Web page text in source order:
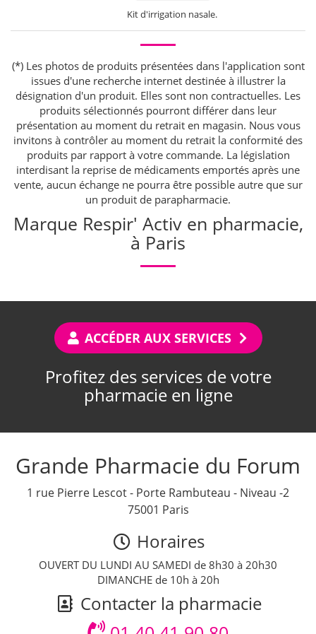
Kit d'irrigation nasale.
(*) Les photos de produits présentées dans l'application sont
issues d'une recherche internet destinée à illustrer la
désignation d'un produit. Elles sont non contractuelles. Les
produits sélectionnés pourront différer dans leur
présentation au moment du retrait en magasin. Nous vous
invitons à contrôler au moment du retrait la conformité des
produits par rapport à votre commande. La législation
interdisant la reprise de médicaments emportés après une
vente, aucun échange ne pourra être possible autre que sur
un produit de parapharmacie.
Marque Respir' Activ en pharmacie,
à Paris
ACCÉDER AUX SERVICES
Profitez des services de votre
pharmacie en ligne
Grande Pharmacie du Forum
1 rue Pierre Lescot - Porte Rambuteau - Niveau -2
75001 Paris
Horaires
OUVERT DU LUNDI AU SAMEDI de 8h30 à 20h30
DIMANCHE de 10h à 20h
Contacter la pharmacie